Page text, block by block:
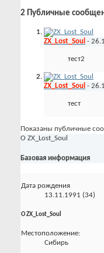
2 Публичные
ZX_Lost_Soul -
тест2
ZX_Lost_Soul -
тест
Показаны публичные
О ZX_Lost_Soul
Базовая информация
Дата рождения
13.11.1991 (34)
О ZX_Lost_Soul
Местоположение:
Сибирь